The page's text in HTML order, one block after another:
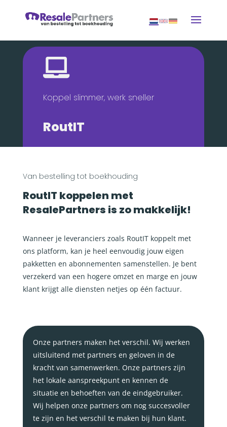
Koppel slimmer, werk sneller
RoutIT

Van bestelling tot boekhouding
RoutIT koppelen met
ResalePartners is zo makkelijk!
Wanneer je leveranciers zoals RoutIT koppelt met
ons platform, kan je heel eenvoudig jouw eigen
pakketten en abonnementen samenstellen. Je bent
verzekerd van een hogere omzet en marge en jouw
klant krijgt alle diensten netjes op één factuur.
Onze partners maken het verschil. Wij werken
uitsluitend met partners en geloven in de
kracht van samenwerken. Onze partners zijn
het lokale aanspreekpunt en kennen de
situatie en behoeften van de eindgebruiker.
Wij helpen onze partners om nog succesvoller
te zijn en het verschil te maken bij hun klant.